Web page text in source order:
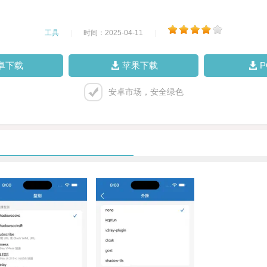
工具 时间：2025-04-11
下载 苹果下载
安卓市场，安全绿色